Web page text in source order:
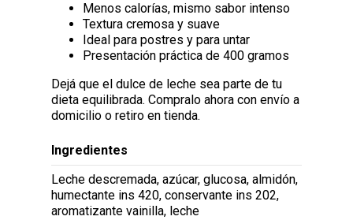
Menos calorías, mismo sabor intenso
Textura cremosa y suave
Ideal para postres y para untar
Presentación práctica de 400 gramos
Dejá que el dulce de leche sea parte de tu
dieta equilibrada. Compralo ahora con envío a
domicilio o retiro en tienda.
Ingredientes
Leche descremada, azúcar, glucosa, almidón,
humectante ins 420, conservante ins 202,
aromatizante vainilla, leche